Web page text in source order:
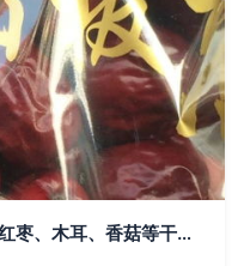
如何找到农副产品一手货源（以红枣、木耳、香菇等干货为例）